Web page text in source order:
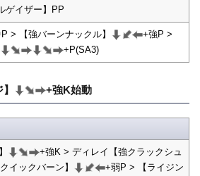
ゲイザー】PP
> 【強バーンナックル】
+強P >
+P(SA3)
+強K始動
+強K > ディレイ【強クラックシュ
イックバーン】
+弱P > 【ライジン